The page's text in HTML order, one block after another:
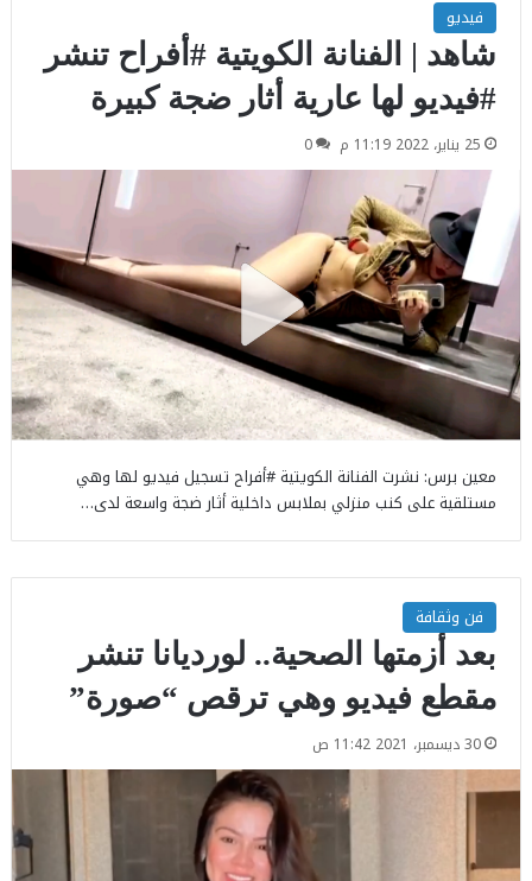
فيديو
شاهد | الفنانة الكويتية #أفراح تنشر
#فيديو لها عارية أثار ضجة كبيرة
25 يناير، 2022 11:19 م 0
معين برس: نشرت الفنانة الكويتية #أفراح تسجيل فيديو لها وهي
مستلقية على كنب منزلي بملابس داخلية أثار ضجة واسعة لدى…
فن وثقافة
بعد أزمتها الصحية.. لورديانا تنشر
مقطع فيديو وهي ترقص “صورة”
30 ديسمبر، 2021 11:42 ص